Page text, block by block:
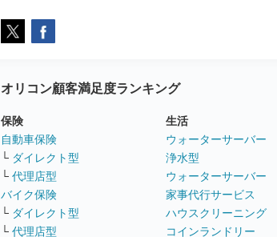
オリコン顧客満足度ランキング
保険
自動車保険
└ ダイレクト型
└ 代理店型
バイク保険
└ ダイレクト型
└ 代理店型
生活
ウォーターサーバー
浄水型
ウォーターサーバー
家事代行サービス
ハウスクリーニング
コインランドリー